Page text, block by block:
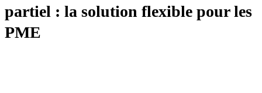
partiel : la solution flexible pour les
PME